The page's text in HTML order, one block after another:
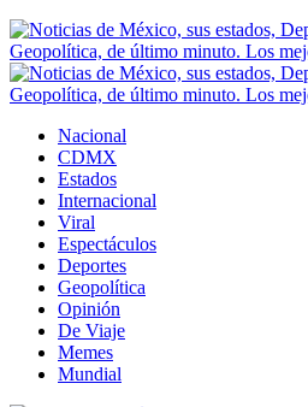
Nacional
CDMX
Estados
Internacional
Viral
Espectáculos
Deportes
Geopolítica
Opinión
De Viaje
Memes
Mundial